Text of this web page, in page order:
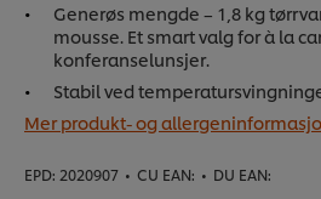
Generøs mengde – 1,8 kg
mousse. Et smart valg for à la
konferanselunsjer.
Stabil ved
Mer produkt- og
EPD: 2020907 • CU EAN: • DU EAN: